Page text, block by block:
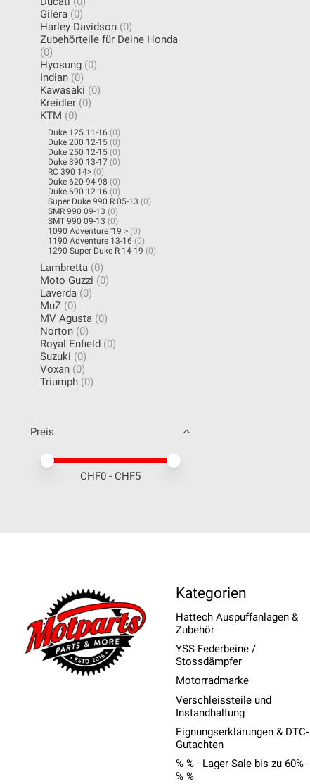
Gilera (0)
Harley Davidson (0)
Zubehörteile für Deine Honda
(0)
Hyosung (0)
Indian (0)
Kawasaki (0)
Kreidler (0)
KTM (0)
Duke 125 11-16 (0)
Duke 200 12-15 (0)
Duke 250 12-15 (0)
Duke 390 13-17 (0)
RC 390 14> (0)
Duke 620 94-98 (0)
Duke 690 12-16 (0)
Super Duke 990 R 05-13 (0)
SMR 990 09-13 (0)
SMT 990 09-13 (0)
1090 Adventure '19 > (0)
1190 Adventure 13-16 (0)
1290 Super Duke R 14-19 (0)
Lambretta (0)
Moto Guzzi (0)
Laverda (0)
MuZ (0)
MV Agusta (0)
Norton (0)
Royal Enfield (0)
Suzuki (0)
Voxan (0)
Triumph (0)
Preis
Preis – Mindestwert
Price maximum value
CHF0 - CHF5
Kategorien
Hattech Auspuffanlagen &
Zubehör
YSS Federbeine /
Stossdämpfer
Motorradmarke
Verschleissteile und
Instandhaltung
Eignungserklärungen & DTC-
Gutachten
% % - Lager-Sale bis zu 60% -
% %